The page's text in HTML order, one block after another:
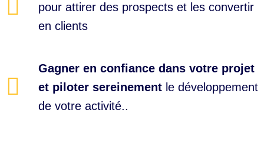
pour attirer des prospects et les convertir
en clients
Gagner en confiance dans votre projet
et piloter sereinement le développement
de votre activité..